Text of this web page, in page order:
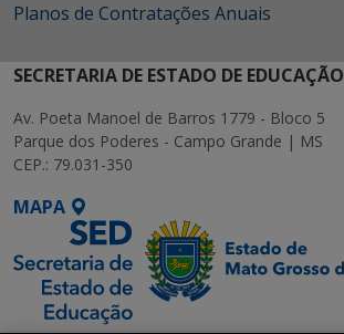
Planos de Contratações Anuais
SECRETARIA DE ESTADO DE EDUCAÇÃO
Av. Poeta Manoel de Barros 1779 - Bloco 5
Parque dos Poderes - Campo Grande | MS
CEP.: 79.031-350
MAPA